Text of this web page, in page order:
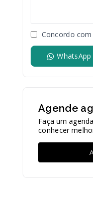
Concordo com
WhatsApp
Agende
Faça um
conhecer